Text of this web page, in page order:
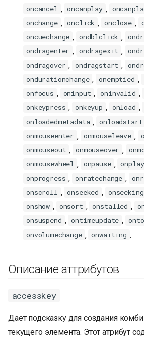
oncancel , oncanplay ,
onchange , onclick , onclose ,
oncuechange , ondblclick ,
ondragenter , ondragexit ,
ondragover , ondragstart ,
ondurationchange , onemptied ,
onfocus , oninput , oninvalid ,
onkeypress , onkeyup , onload ,
onloadedmetadata , onloadstart
onmouseenter , onmouseleave ,
onmouseout , onmouseover ,
onmousewheel , onpause , onplay
onprogress , onratechange ,
onscroll , onseeked , onseeking
onshow , onsort , onstalled ,
onsuspend , ontimeupdate ,
onvolumechange , onwaiting .
Описание аттрибутов
accesskey
Дает подсказку для создания
текущего элемента. Этот атрибут